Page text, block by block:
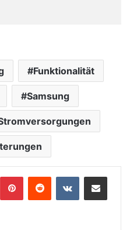
Funktionalität
Samsung